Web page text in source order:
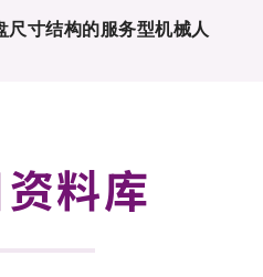
书
尺寸结构的服务型机械人
料库